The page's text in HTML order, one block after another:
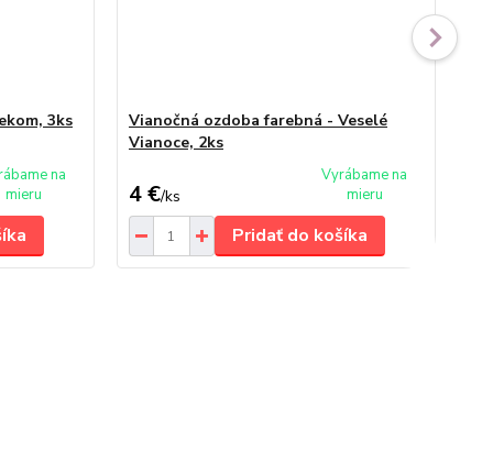
3ks
na
mieru
Vianočná ozdoba farebná - Veselé
Vianoce, 2ks
4 €/ks
Vyrábame na
mieru
Pridať do košíka